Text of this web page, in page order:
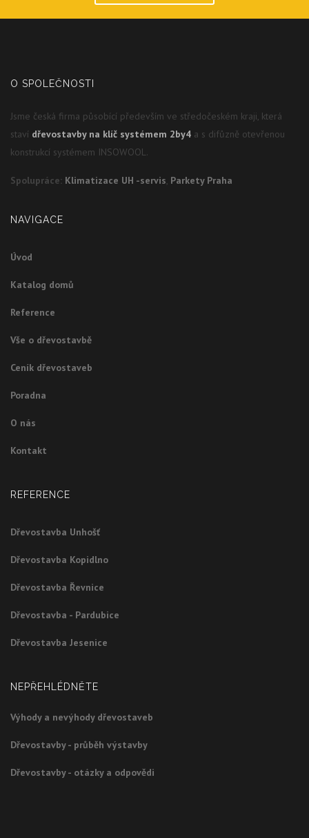
O SPOLEČNOSTI
Jsme česká firma působící především ve středočeském kraji, která
staví dřevostavby na klíč systémem 2by4 a s difůzně otevřenou
konstrukcí systémem INSOWOOL.
Spolupráce: Klimatizace UH -servis, Parkety Praha
NAVIGACE
Úvod
Katalog domů
Reference
Vše o dřevostavbě
Ceník dřevostaveb
Poradna
O nás
Kontakt
REFERENCE
Dřevostavba Unhošť
Dřevostavba Kopidlno
Dřevostavba Řevnice
Dřevostavba - Pardubice
Dřevostavba Jesenice
NEPŘEHLÉDNĚTE
Výhody a nevýhody dřevostaveb
Dřevostavby - průběh výstavby
Dřevostavby - otázky a odpovědi